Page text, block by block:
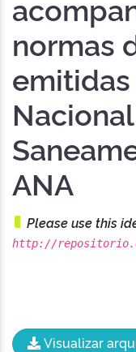
normas
ANA
Please use this
http://
Visualizar